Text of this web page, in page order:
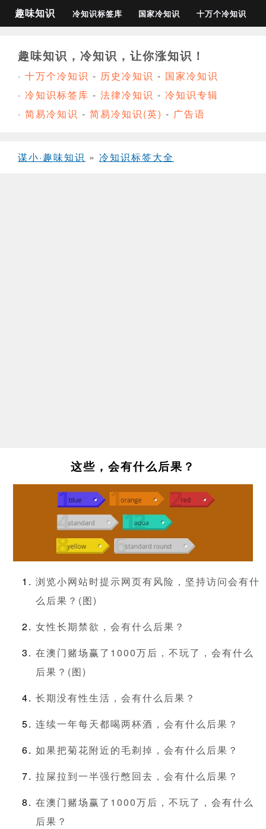
趣味知识 冷知识标签库 国家冷知识 十万个冷知识
趣味知识，冷知识，让你涨知识！
· 十万个冷知识 - 历史冷知识 - 国家冷知识
· 冷知识标签库 - 法律冷知识 - 冷知识专辑
· 简易冷知识 - 简易冷知识(英) - 广告语
谋小·趣味知识 » 冷知识标签大全
这些，会有什么后果？
浏览小网站时提示网页有风险，坚持访问会有什
么后果？(图)
女性长期禁欲，会有什么后果？
在澳门赌场赢了1000万后，不玩了，会有什么
后果？(图)
长期没有性生活，会有什么后果？
连续一年每天都喝两杯酒，会有什么后果？
如果把菊花附近的毛剃掉，会有什么后果？
拉屎拉到一半强行憋回去，会有什么后果？
在澳门赌场赢了1000万后，不玩了，会有什么
后果？